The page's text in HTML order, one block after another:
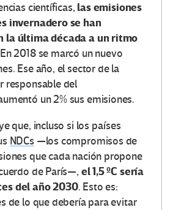
científicas, las emisiones
invernadero se han
la última década a un ritmo
2018 se marcó un nuevo
Ese año, el sector de la
responsable del
un 2% sus emisiones.
que, incluso si los países
NDCs —los compromisos de
que cada nación propone
de París—, el 1,5 ºC sería
del año 2030. Esto es:
de lo que debería para evitar